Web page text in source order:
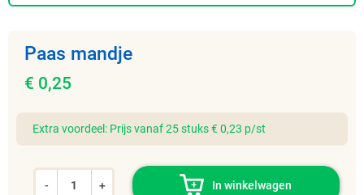
Paas mandje
€ 0,25
Extra voordeel: Prijs vanaf 25 stuks € 0,23 p/st
- + In winkelwagen